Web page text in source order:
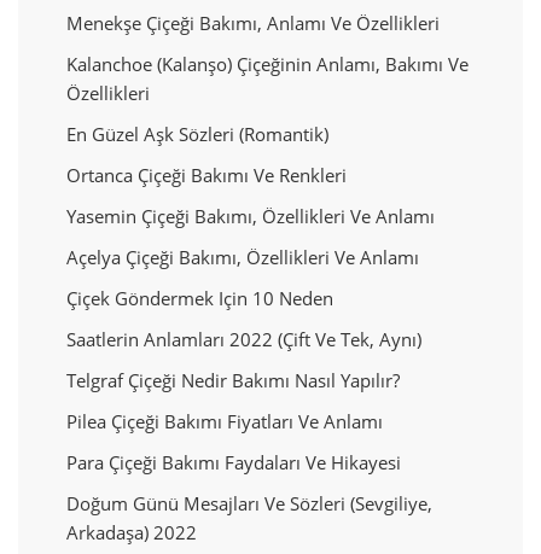
Menekşe Çiçeği Bakımı, Anlamı Ve Özellikleri
Kalanchoe (kalanşo) Çiçeğinin Anlamı, Bakımı Ve
Özellikleri
En Güzel Aşk Sözleri (Romantik)
Ortanca Çiçeği Bakımı Ve Renkleri
Yasemin Çiçeği Bakımı, Özellikleri Ve Anlamı
Açelya Çiçeği Bakımı, Özellikleri Ve Anlamı
Çiçek Göndermek Için 10 Neden
Saatlerin Anlamları 2022 (Çift Ve Tek, Aynı)
Telgraf Çiçeği Nedir Bakımı Nasıl Yapılır?
Pilea Çiçeği Bakımı Fiyatları Ve Anlamı
Para Çiçeği Bakımı Faydaları Ve Hikayesi
Doğum Günü Mesajları Ve Sözleri (Sevgiliye,
Arkadaşa) 2022